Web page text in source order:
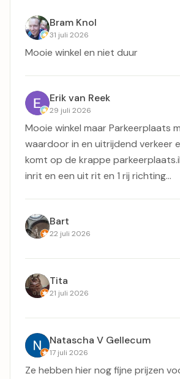
Bram Knol
31 juli 2026
Mooie winkel en niet duur
Erik van Reek
29 juli 2026
Mooie winkel maar Parkeerplaats
waardoor in en uitrijdend verkeer
komt op de krappe
inrit en een uit rit en 1 rij richting...
Bart
22 juli 2026
Tita
21 juli 2026
Natascha V Gellecum
17 juli 2026
Ze hebben hier nog fijne prijzen